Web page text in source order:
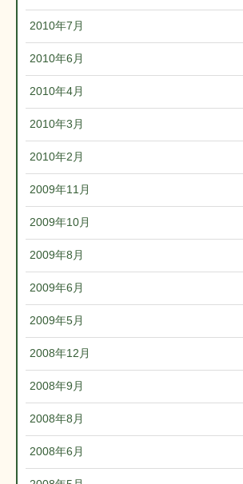
2010年7月
2010年6月
2010年4月
2010年3月
2010年2月
2009年11月
2009年10月
2009年8月
2009年6月
2009年5月
2008年12月
2008年9月
2008年8月
2008年6月